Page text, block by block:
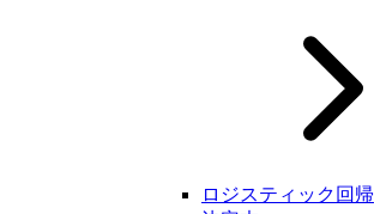
ロジスティック回帰